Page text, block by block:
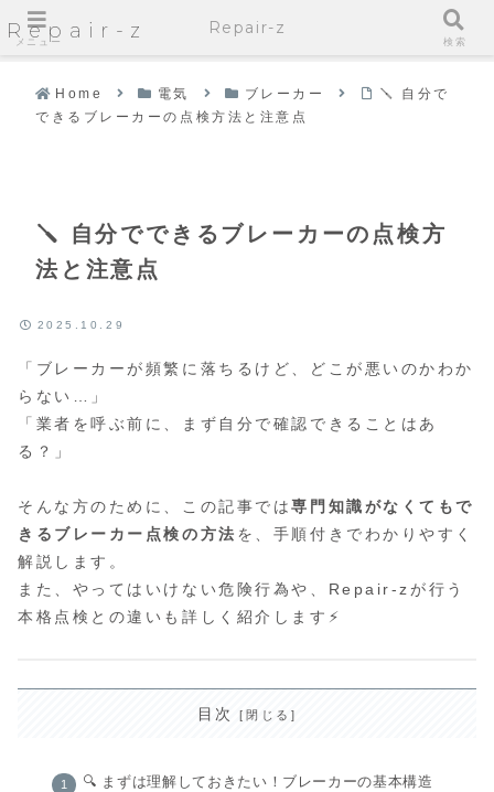
Repair-z
Home 電気 ブレーカー
🪛 自分で
できるブレーカーの点検方法と注意点
🪛 自分でできるブレーカーの点検方
法と注意点
2025.10.29
「ブレーカーが頻繁に落ちるけど、どこが悪いのかわか
らない…」
「業者を呼ぶ前に、まず自分で確認できることはあ
る？」
そんな方のために、この記事では専門知識がなくてもで
きるブレーカー点検の方法 を、手順付きでわかりやすく
解説します。
また、やってはいけない危険行為や、Repair-zが行う
本格点検との違いも詳しく紹介します⚡
目次
🔍 まずは理解しておきたい！ブレーカーの基本構造
メニュー
Repair-z
検索